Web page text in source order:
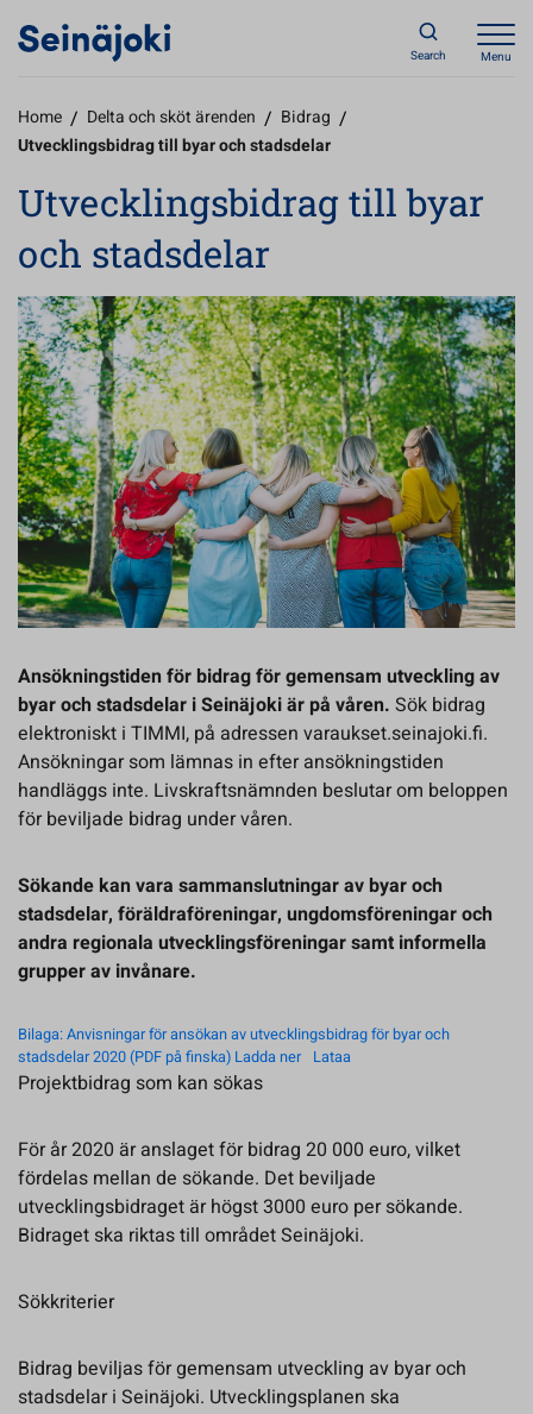
Search Menu
Home / Delta och sköt ärenden / Bidrag /
Utvecklingsbidrag till byar och stadsdelar
Utvecklingsbidrag till byar
och stadsdelar
Ansökningstiden för bidrag för gemensam utveckling av
byar och stadsdelar i Seinäjoki är på våren. Sök bidrag
elektroniskt i TIMMI, på adressen varaukset.seinajoki.fi.
Ansökningar som lämnas in efter ansökningstiden
handläggs inte. Livskraftsnämnden beslutar om beloppen
för beviljade bidrag under våren.
Sökande kan vara sammanslutningar av byar och
stadsdelar, föräldraföreningar, ungdomsföreningar och
andra regionala utvecklingsföreningar samt informella
grupper av invånare.
Bilaga: Anvisningar för ansökan av utvecklingsbidrag för byar och
stadsdelar 2020 (PDF på finska) Ladda ner
Lataa
Projektbidrag som kan sökas
För år 2020 är anslaget för bidrag 20 000 euro, vilket
fördelas mellan de sökande. Det beviljade
utvecklingsbidraget är högst 3000 euro per sökande.
Bidraget ska riktas till området Seinäjoki.
Sökkriterier
Bidrag beviljas för gemensam utveckling av byar och
stadsdelar i Seinäjoki. Utvecklingsplanen ska